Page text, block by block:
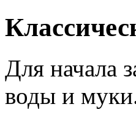
Для начала
воды и